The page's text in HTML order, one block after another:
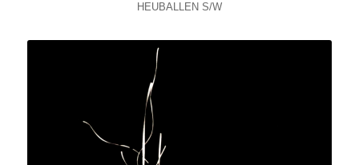
HEUBALLEN S/W